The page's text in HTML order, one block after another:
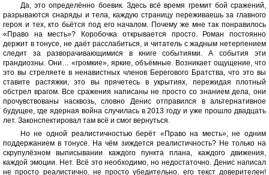
Да, это определённо боевик. Здесь всё время гремит бой сражений,
разрываются снаряды и тела, каждую страницу переживаешь за главного
героя и тех, кто бьётся под его началом. Почему же мне так понравилось
«Право на месть»? Коробочка открывается просто. Роман постоянно
держит в тонусе, не даёт расслабиться, и читатель с жадным нетерпением
следит за разворачивающимися в книге событиями. А события эти
грандиозны. Они… «громкие», яркие, объёмные. Возникает ощущение, что
это вы стреляете в ненавистных членов Берегового Братства, что это вы
ставите растяжки, это вы прячетесь в укрытиях, пережидая плотный
обстрел врагом. Все сражения написаны не просто со знанием дела, они
прочувствованы насквозь, словно Денис отправился в альтернативное
будущее, где ядерная война случилась в 2013 году и уже прошло двадцать
лет. Законспектировал там всё и смог вернуться.
Но не одной реалистичностью берёт «Право на месть», не одним
поддержанием в тонусе. На чём зиждется реалистичность? Не только на
скрупулёзном выписывании каждого пункта плана, каждого движения,
каждой эмоции. Нет. Всё это необходимо, но недостаточно. Денис написал
не просто реалистично, не просто убедительно, его текст доверителен!